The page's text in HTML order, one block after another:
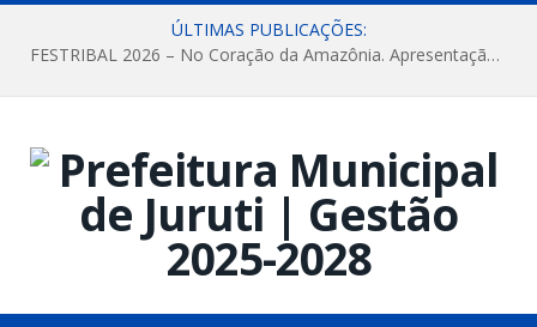
ÚLTIMAS PUBLICAÇÕES:
FESTRIBAL 2026 – No Coração da Amazônia. Apresentação da Munduruku.